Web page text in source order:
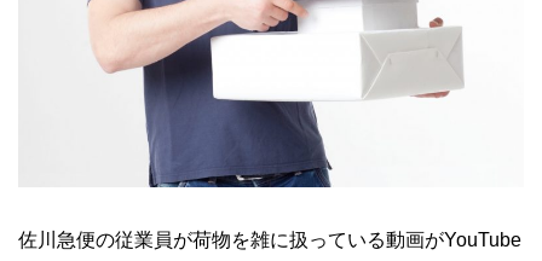
佐川急便の従業員が荷物を雑に扱っている動画がYouTube